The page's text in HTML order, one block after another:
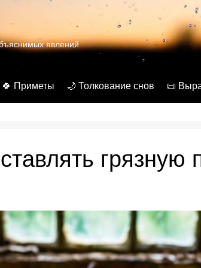
явлений
🍀 Приметы 🌙 Толкование снов 📜
грязную